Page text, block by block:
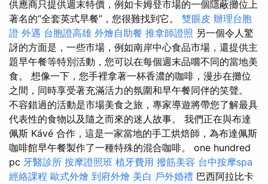
供應商只提供週末特價，例如卡姆登市場的一個隱蔽攤位上
著名的“全套英式早餐”，您很難找到它。 雙眼皮 辦理台胞
證 外遇 台胞證高雄 外燴自助餐 推拿師證照 另一個令人驚
訝的方面是，一些市場，例如南岸中心食品市場，還提供主
題早午餐等特別活動，您可以在每個週末品嚐不同的當地美
食。 想像一下，您手裡拿著一杯香濃的咖啡，漫步在攤位
之間，同時享受著充滿活力的氛圍和早午餐同伴的笑聲。
不容錯過的活動是市場美食之旅，專家導遊將帶您了解最具
代表性的食物以及隨之而來的迷人故事。 我們正在與布達
佩斯 Kávé 合作，這是一家當地的手工烘焙師，為布達佩斯
咖啡館早午餐製作了一種特殊的混合咖啡。 one hundred
pc 牙醫診所 按摩證照班 植牙費用 撥筋美容 台中按摩spa
經絡課程 歐式外燴 到府外燴 美白 戶外婚禮 巴西阿拉比卡